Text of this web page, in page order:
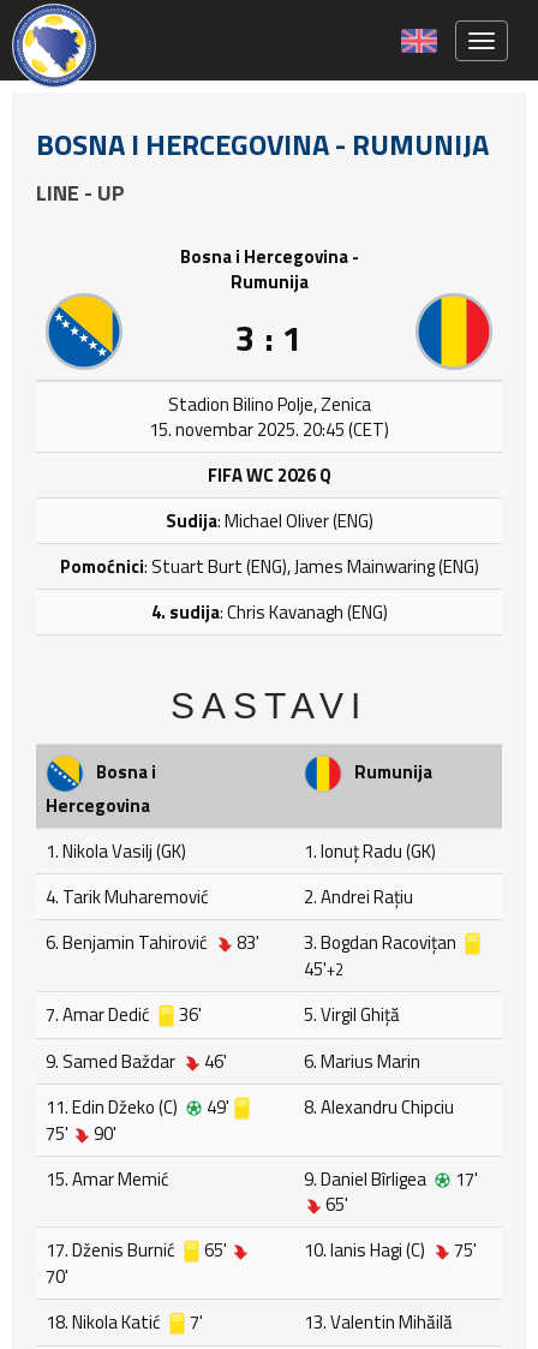
BOSNA I HERCEGOVINA - RUMUNIJA
LINE - UP
Bosna i Hercegovina -
Rumunija
3 : 1
Stadion Bilino Polje, Zenica
15. novembar 2025. 20:45 (CET)
FIFA WC 2026 Q
Sudija: Michael Oliver (ENG)
Pomoćnici: Stuart Burt (ENG), James Mainwaring (ENG)
4. sudija: Chris Kavanagh (ENG)
SASTAVI
Bosna i
Hercegovina
Rumunija
1. Nikola Vasilj (GK)
1. Ionuț Radu (GK)
4. Tarik Muharemović
2. Andrei Rațiu
6. Benjamin Tahirović
83'
3. Bogdan Racoviţan
45'+2
7. Amar Dedić 36'
5. Virgil Ghiţă
9. Samed Baždar
46'
6. Marius Marin
11. Edin Džeko (C)
49'
75'
90'
8. Alexandru Chipciu
15. Amar Memić 9. Daniel Bîrligea
17'
65'
17. Dženis Burnić
65'
70'
10. Ianis Hagi (C) 75'
18. Nikola Katić 7'
13. Valentin Mihăilă